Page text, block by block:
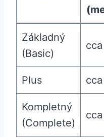
Základný
(Basic)
Plus
Kompletný
(Complete)